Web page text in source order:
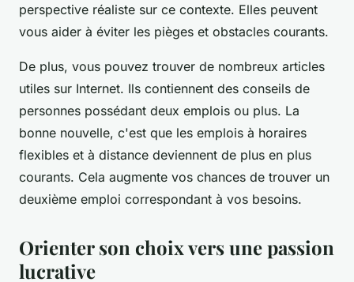
perspective réaliste sur ce contexte. Elles peuvent
vous aider à éviter les pièges et obstacles courants.
De plus, vous pouvez trouver de nombreux articles
utiles sur Internet. Ils contiennent des conseils de
personnes possédant deux emplois ou plus. La
bonne nouvelle, c'est que les emplois à horaires
flexibles et à distance deviennent de plus en plus
courants. Cela augmente vos chances de trouver un
deuxième emploi correspondant à vos besoins.
Orienter son choix vers une passion
lucrative